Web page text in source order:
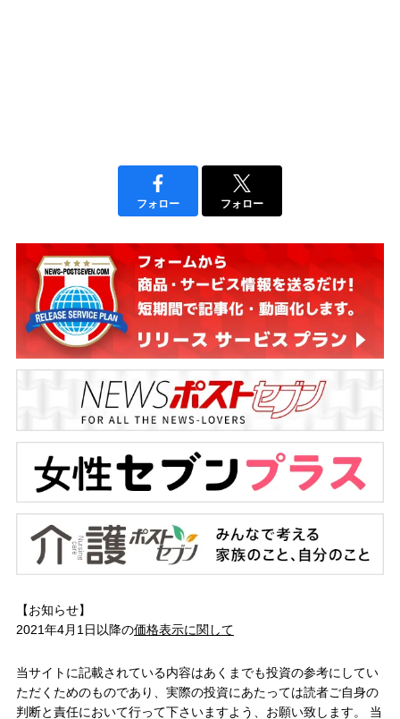
フォロー フォロー
【お知らせ】
2021年4月1日以降の価格表示に関して
当サイトに記載されている内容はあくまでも投資の参考にしてい
ただくためのものであり、実際の投資にあたっては読者ご自身の
判断と責任において行って下さいますよう、お願い致します。 当